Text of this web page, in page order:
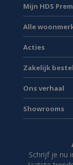
Mijn HDS
Alle
Acties
Zakelijk
Ons verhaal
Showrooms
Schrijf je nu